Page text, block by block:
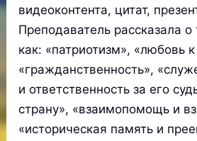
видеоконтента, цитат,
Преподаватель рассказала о
как: «патриотизм», «любовь
«гражданственность»,
и ответственность за его
страну», «взаимопомощь и
«историческая память и